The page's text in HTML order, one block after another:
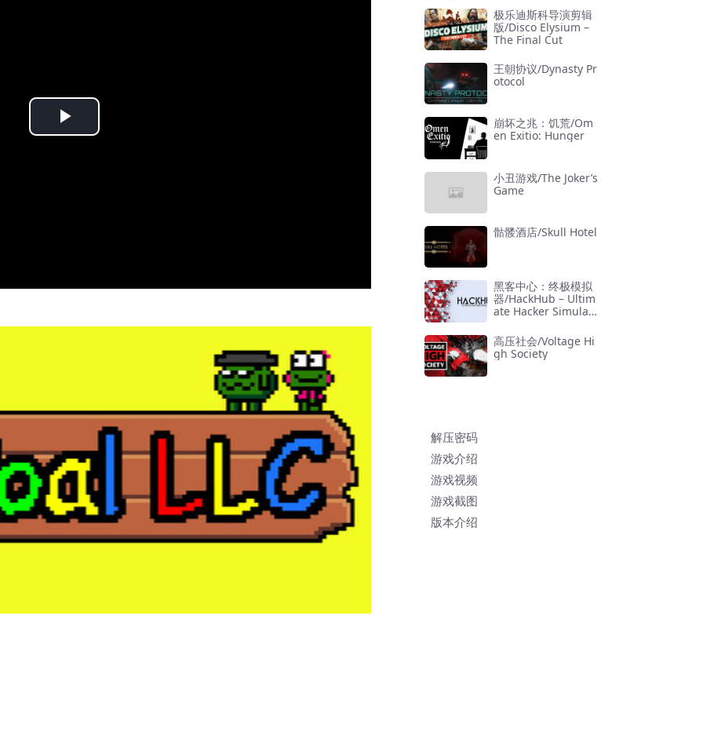
Play
极乐迪斯科导演剪辑
版/Disco Elysium –
The Final Cut
王朝协议/Dynasty Pr
otocol
崩坏之兆：饥荒/Om
en Exitio: Hunger
小丑游戏/The Joker’s
Game
骷髅酒店/Skull Hotel
黑客中心：终极模拟
器/HackHub – Ultim
ate Hacker Simulat
高压社会/Voltage Hi
gh Society
解压密码
游戏介绍
游戏视频
游戏截图
版本介绍